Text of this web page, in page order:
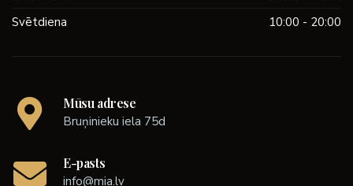
Svētdiena
10:00 - 20:00
Mūsu adrese
Bruņinieku iela 75d
E-pasts
info@mia.lv